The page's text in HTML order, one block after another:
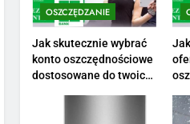
2
Ile
szkolny:
zarobki
ZAROBKI
Ile
OSZCZĘDZANIE
Jak skutecznie wybrać
konto oszczędnościowe
dostosowane do twoich